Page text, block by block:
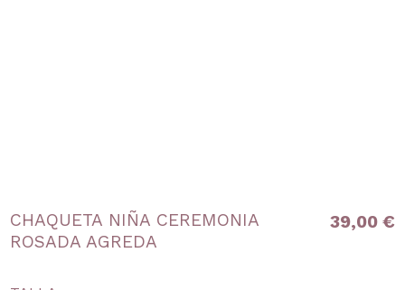
CHAQUETA NIÑA CEREMONIA
ROSADA AGREDA
39,00 €